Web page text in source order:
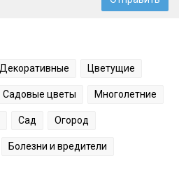
Декоративные Цветущие
Садовые цветы Многолетние
Сад Огород
Болезни и вредители